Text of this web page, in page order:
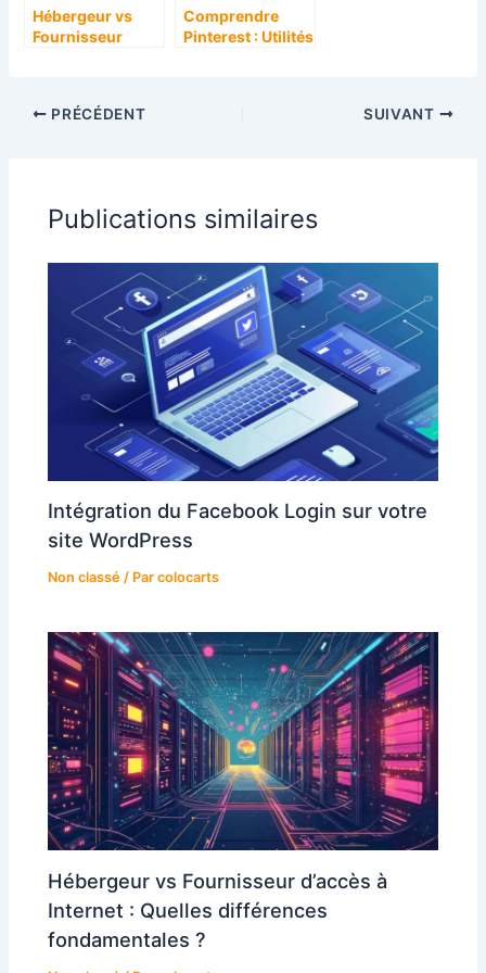
Hébergeur vs
Fournisseur
fondamentales ?
Comprendre
Pinterest : Utilités
PRÉCÉDENT SUIVANT
Publications similaires
Intégration du Facebook Login sur votre
site WordPress
Non classé / Parcolocarts
Hébergeur vs Fournisseur d’accès à
Internet : Quelles différences
fondamentales ?